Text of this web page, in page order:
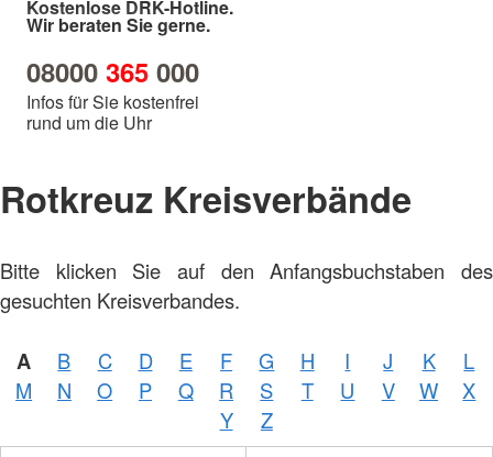
Kostenlose DRK-Hotline.
Wir beraten Sie gerne.
08000 365 000
Infos für Sie kostenfrei
rund um die Uhr
Rotkreuz Kreisverbände
Bitte klicken Sie auf den Anfangsbuchstaben des
gesuchten Kreisverbandes.
A B C D E F G H I J K
L
M
N O P Q R S T U V W
X
Y
Z
Zelck /
Sorge/GALOPPFOTO